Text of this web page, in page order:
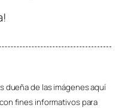
dueña de las imágenes aquí
fines informativos para